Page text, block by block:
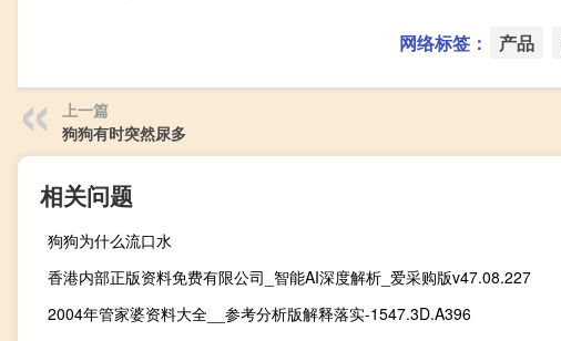
网络标签： 产品
上一篇
狗狗有时突然尿多
相关问题
狗狗为什么流口水
香港内部正版资料免费有限公司_智能AI深度解析_爱采购版v47.08.227
2004年管家婆资料大全__参考分析版解释落实-1547.3D.A396